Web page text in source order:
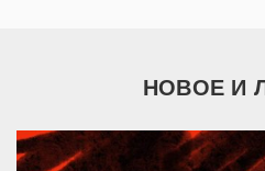
НОВОЕ И